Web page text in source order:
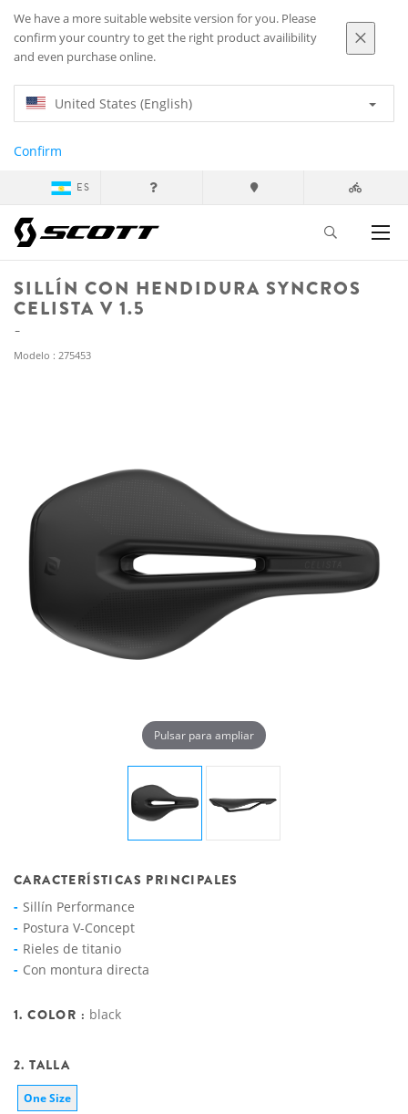
We have a more suitable website version for you. Please
confirm your country to get the right product availibility
and even purchase online.
United States (English)
Confirm
ES
SILLÍN CON HENDIDURA SYNCROS
CELISTA V 1.5
Modelo : 275453
Pulsar para ampliar
CARACTERÍSTICAS PRINCIPALES
Sillín Performance
Postura V-Concept
Rieles de titanio
Con montura directa
1. COLOR : black
2. TALLA
One Size